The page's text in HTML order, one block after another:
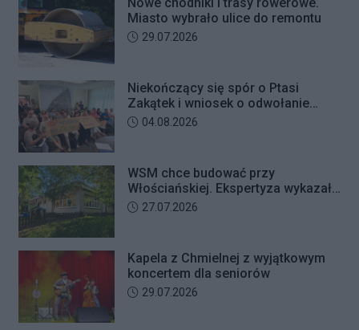
Miasto wybrało ulice do remontu
Data dodania artykułu:
29.07.2026
Niekończący się spór o Ptasi
Zakątek i wniosek o odwołanie
przewodniczącego Rady Dzielnicy
Data dodania artykułu:
04.08.2026
WSM chce budować przy
Włościańskiej. Ekspertyza wykazała
problemy z gruntem pod
Data dodania artykułu:
27.07.2026
Kapela z Chmielnej z wyjątkowym
koncertem dla seniorów
Data dodania artykułu:
29.07.2026